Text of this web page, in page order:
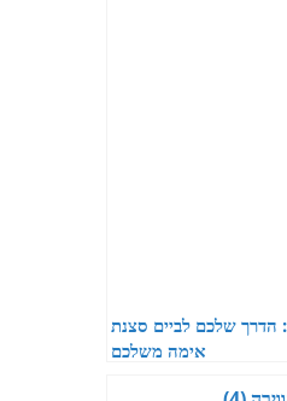
הדרך שלכם לביים סצנת
אימה משלכם